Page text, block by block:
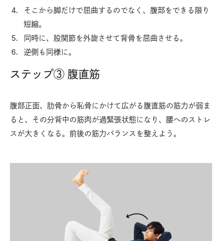
そこから脚だけで屈曲するのでなく、腹部をできる限り
短縮。
同時に、股関節を外旋させて背骨を屈曲させる。
逆側も同様に。
ステップ③ 腹直筋
腹部正面、肋骨から恥骨にかけて広がる腹直筋の筋力が弱ま
ると、その分背中の筋肉が過緊張状態になり、腰へのストレ
スが大きくなる。前後の筋力バランスを整えよう。